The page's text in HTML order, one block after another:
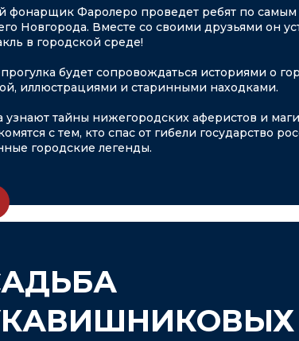
фонарщик Фаролеро проведет ребят по самым
Новгорода. Вместе со своими друзьями он
в городской среде!
будет сопровождаться историями о
иллюстрациями и старинными находками.
узнают тайны нижегородских аферистов и
с тем, кто спас от гибели государство
городские легенды.